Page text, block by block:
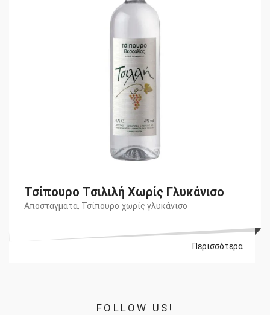
Τσίπουρο Τσιλιλή Χωρίς Γλυκάνισο
Αποστάγματα, Τσίπουρο χωρίς γλυκάνισο
Περισσότερα
FOLLOW US!